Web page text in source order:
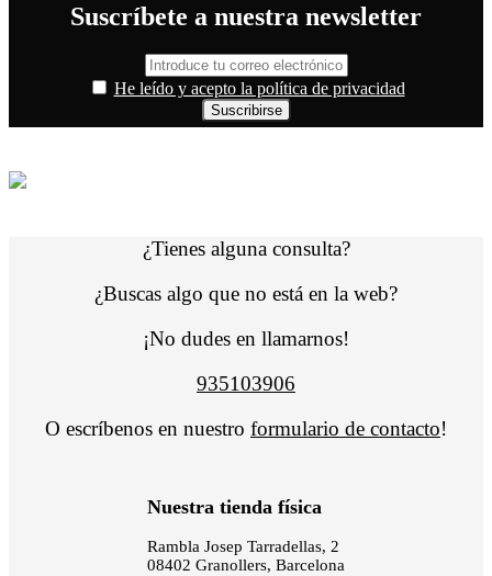
Suscríbete a nuestra newsletter
He leído y acepto la política de privacidad
¿Tienes alguna consulta?
¿Buscas algo que no está en la web?
¡No dudes en llamarnos!
935103906
O escríbenos en nuestro formulario de contacto!
Nuestra tienda física
Rambla Josep Tarradellas, 2
08402 Granollers, Barcelona